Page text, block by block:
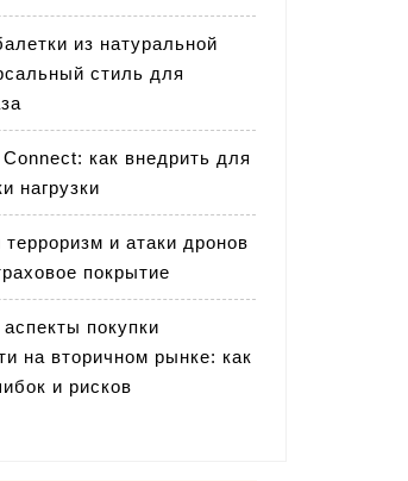
из натуральной
стиль для
как внедрить для
нагрузки
и атаки дронов
покрытие
покупки
на вторичном рынке: как
и рисков